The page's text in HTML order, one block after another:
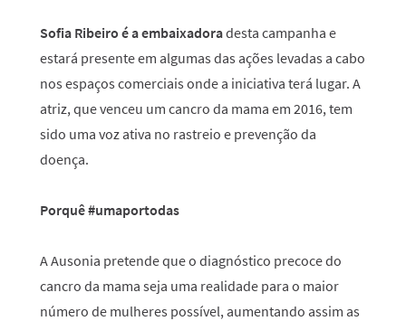
Sofia Ribeiro é a embaixadoradesta campanha e
estará presente em algumas das ações levadas a cabo
nos espaços comerciais onde a iniciativa terá lugar. A
atriz, que venceu um cancro da mama em 2016, tem
sido uma voz ativa no rastreio e prevenção da
doença.
Porquê #umaportodas
A Ausonia pretende que o diagnóstico precoce do
cancro da mama seja uma realidade para o maior
número de mulheres possível, aumentando assim as